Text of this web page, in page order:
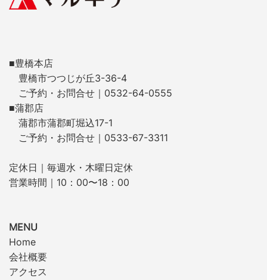
■豊橋本店
豊橋市つつじが丘3-36-4
ご予約・お問合せ｜0532-64-0555
■蒲郡店
蒲郡市蒲郡町堀込17-1
ご予約・お問合せ｜0533-67-3311
定休日｜毎週水・木曜日定休
営業時間｜10：00〜18：00
MENU
Home
会社概要
アクセス